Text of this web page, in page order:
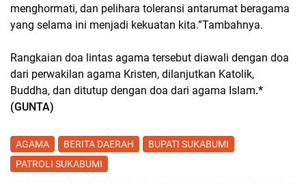
menghormati, dan pelihara toleransi antarumat beragama
yang selama ini menjadi kekuatan kita.”Tambahnya.
Rangkaian doa lintas agama tersebut diawali dengan doa
dari perwakilan agama Kristen, dilanjutkan Katolik,
Buddha, dan ditutup dengan doa dari agama Islam.*
(GUNTA)
AGAMA BERITA DAERAH
BUPATI SUKABUMI
PATROLI SUKABUMI